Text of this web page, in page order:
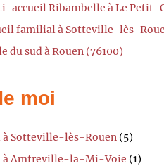
accueil Ribambelle à Le Petit-
familial à Sotteville-lès-
sud à Rouen (76100)
moi
à Sotteville-lès-Rouen (5)
à Amfreville-la-Mi-Voie (1)